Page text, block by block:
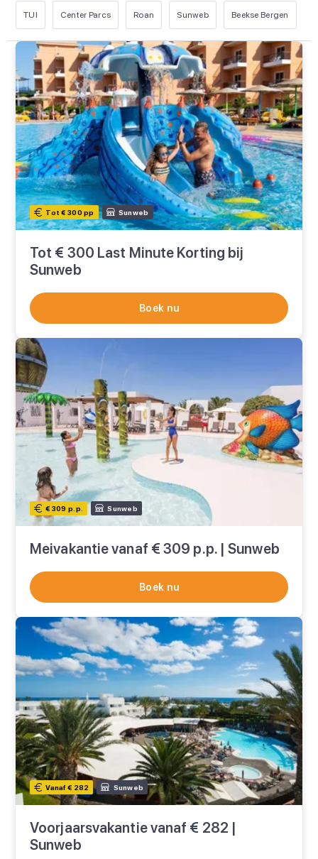
TUI Center Parcs Roan Sunweb Beekse Bergen
Tot € 300 pp Sunweb
Tot € 300 Last Minute Korting bij
Sunweb
Boek nu
€ 309 p.p. Sunweb
Meivakantie vanaf € 309 p.p. | Sunweb
Boek nu
Vanaf € 282 Sunweb
Voorjaarsvakantie vanaf € 282 |
Sunweb